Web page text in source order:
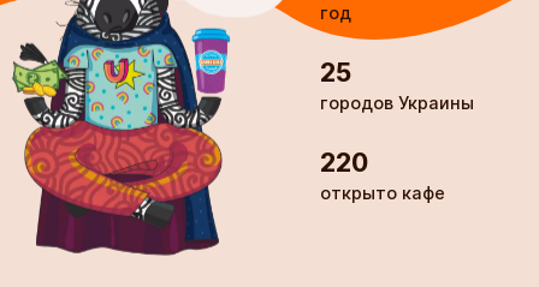
год
25
городов Украины
220
открыто кафе